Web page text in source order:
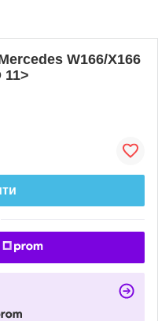
W166/X166
11>